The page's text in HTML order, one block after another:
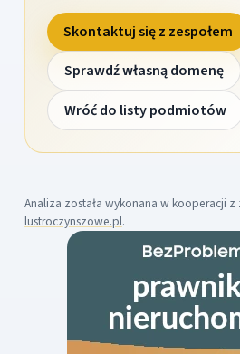
Skontaktuj się z zespołem
Sprawdź własną domenę
Wróć do listy podmiotów
Analiza została wykonana w kooperacji z
lustroczynszowe.pl.